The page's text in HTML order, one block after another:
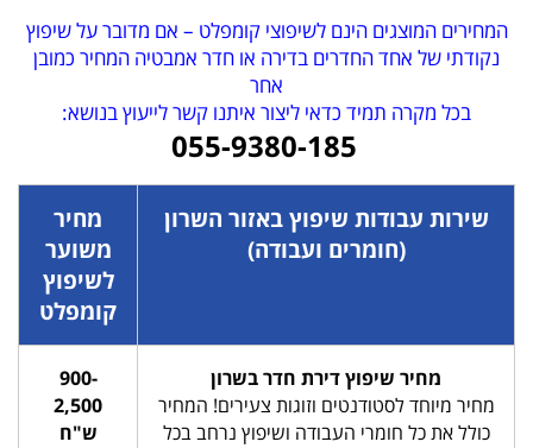
המחירים המוצגים הינם לשיפוצי קומפלט – אם מדובר על שיפוץ
נקודתי של אחד החדרים בדירה או חדר אמבטיה המחיר כמובן
אחר
בכל מקרה תמיד כדאי ליצור איתנו קשר לייעוץ בנושא:
055-9380-185
שירות עבודות שיפוץ באזור השרון
(חומרים ועבודה)
מחיר
משוער
לשיפוץ
קומפלט
מחיר שיפוץ דירת חדר בשרון
מחיר מיוחד לסטודנטים וזוגות צעירים! המחיר
כולל את כל חומרי העבודה ושיפוץ נרחב בכל
900-
2,500
ש"ח